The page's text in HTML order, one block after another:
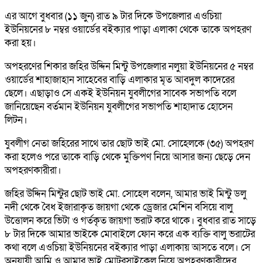
এর আগে বুধবার (১১ জুন) রাত ৯ টার দিকে উপজেলার এওচিয়া
ইউনিয়নের ৮ নম্বর ওয়ার্ডের বইক্যার পাড়া এলাকা থেকে তাকে অপহরণ
করা হয়।
অপহরণের শিকার জহির উদ্দিন মিন্টু উপজেলার নলুয়া ইউনিয়নের ৫ নম্বর
ওয়ার্ডের শাহাজাহান সাহেবের বাড়ি এলাকার মৃত আবদুল কাদেরের
ছেলে। এছাড়াও সে একই ইউনিয়ন যুবলীগের সাবেক সভাপতি বলে
জানিয়েছেন বর্তমান ইউনিয়ন যুবলীগের সভাপতি শাহাদাত হোসেন
লিটন।
যুবলীগ নেতা জহিরের সাথে তার ছোট ভাই মো. সোহেলকে (৩৫) অপহরণ
করা হলেও পরে তাকে বাড়ি থেকে মুক্তিপণ নিয়ে আসার জন্য ছেড়ে দেন
অপহরণকারীরা।
জহির উদ্দিন মিন্টুর ছোট ভাই মো. সোহেল বলেন, আমার ভাই মিন্টু ডলু
নদী থেকে বৈধ ইজারাকৃত জায়গা থেকে ড্রেজার মেশিন বসিয়ে বালু
উত্তোলন করে ভিটা ও গর্তকৃত জায়গা ভরাট করে থাকে। বুধবার রাত সাড়ে
৮ টার দিকে আমার ভাইকে মোবাইলে ফোন করে এক ব্যক্তি বালু ভরাটের
কথা বলে এওচিয়া ইউনিয়নের বইক্যার পাড়া এলাকায় আসতে বলে। সে